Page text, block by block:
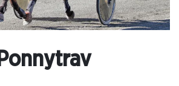
Ponnytrav